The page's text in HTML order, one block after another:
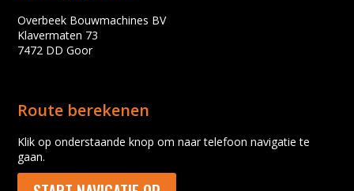
Overbeek Bouwmachines BV
Klavermaten 73
7472 DD Goor
Route berekenen
Klik op onderstaande knop om naar telefoon navigatie te
gaan.